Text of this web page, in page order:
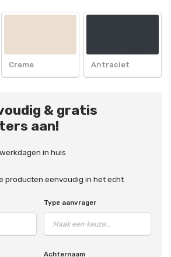
Creme Antraciet
& gratis
aan!
in huis
producten eenvoudig in het echt
Type aanvrager
Achternaam